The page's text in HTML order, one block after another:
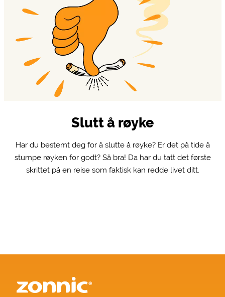
Slutt å røyke
Har du bestemt deg for å slutte å røyke? Er det på tide å
stumpe røyken for godt? Så bra! Da har du tatt det første
skrittet på en reise som faktisk kan redde livet ditt.